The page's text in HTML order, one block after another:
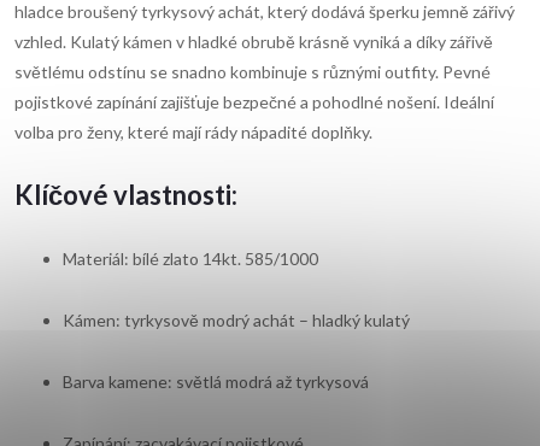
hladce broušený tyrkysový achát, který dodává šperku jemně zářivý
vzhled. Kulatý kámen v hladké obrubě krásně vyniká a díky zářivě
světlému odstínu se snadno kombinuje s různými outfity. Pevné
pojistkové zapínání zajišťuje bezpečné a pohodlné nošení. Ideální
volba pro ženy, které mají rády nápadité doplňky.
Klíčové vlastnosti:
Materiál: bílé zlato 14kt. 585/1000
Kámen: tyrkysově modrý achát – hladký kulatý
Barva kamene: světlá modrá až tyrkysová